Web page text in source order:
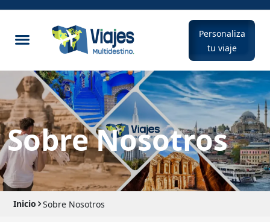
Personaliza
tu viaje
Sobre Nosotros
Inicio Sobre Nosotros